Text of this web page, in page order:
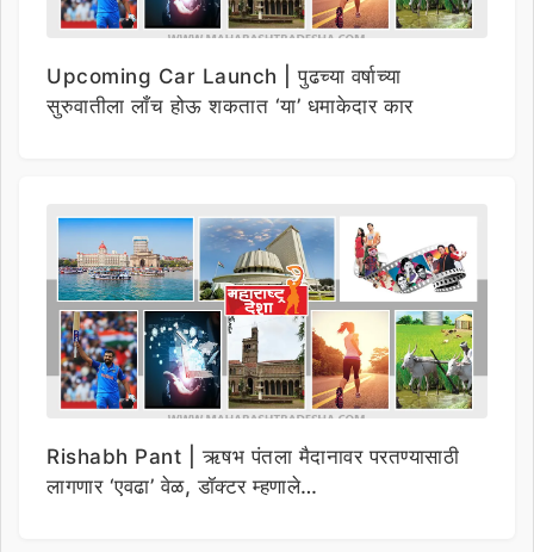
Upcoming Car Launch | पुढच्या वर्षाच्या
सुरुवातीला लाँच होऊ शकतात ‘या’ धमाकेदार कार
Rishabh Pant | ऋषभ पंतला मैदानावर परतण्यासाठी
लागणार ‘एवढा’ वेळ, डॉक्टर म्हणाले…